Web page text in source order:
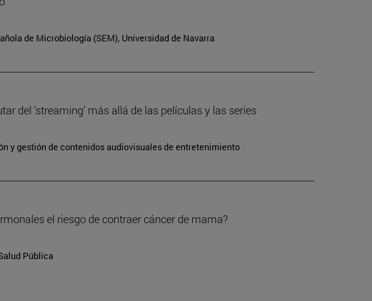
de Microbiología (SEM), Universidad de Navarra
del ‘streaming’ más allá de las películas y las series
y gestión de contenidos audiovisuales de entretenimiento
el riesgo de contraer cáncer de mama?
Pública